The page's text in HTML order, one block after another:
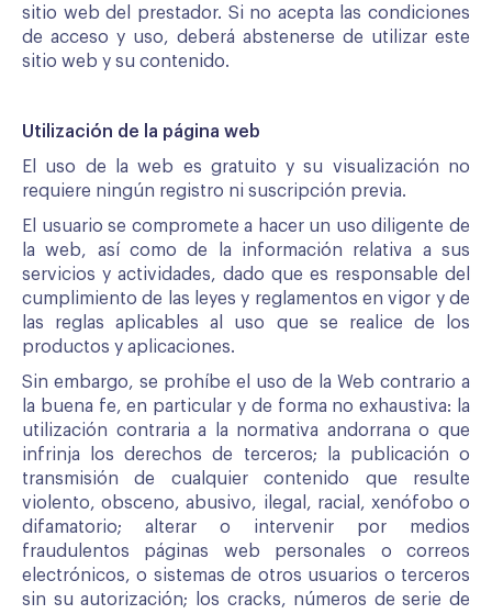
sitio web del prestador. Si no acepta las condiciones
de acceso y uso, deberá abstenerse de utilizar este
sitio web y su contenido.
Utilización de la página web
El uso de la web es gratuito y su visualización no
requiere ningún registro ni suscripción previa.
El usuario se compromete a hacer un uso diligente de
la web, así como de la información relativa a sus
servicios y actividades, dado que es responsable del
cumplimiento de las leyes y reglamentos en vigor y de
las reglas aplicables al uso que se realice de los
productos y aplicaciones.
Sin embargo, se prohíbe el uso de la Web contrario a
la buena fe, en particular y de forma no exhaustiva: la
utilización contraria a la normativa andorrana o que
infrinja los derechos de terceros; la publicación o
transmisión de cualquier contenido que resulte
violento, obsceno, abusivo, ilegal, racial, xenófobo o
difamatorio; alterar o intervenir por medios
fraudulentos páginas web personales o correos
electrónicos, o sistemas de otros usuarios o terceros
sin su autorización; los cracks, números de serie de